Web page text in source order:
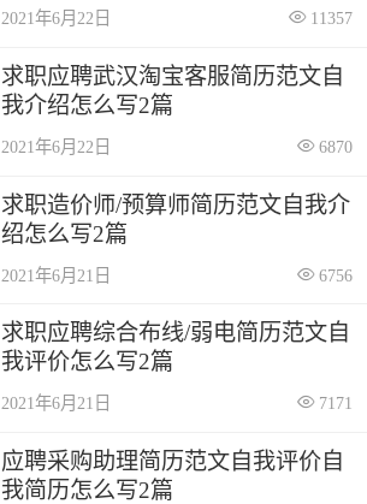
2021年6月22日 11357
求职应聘武汉淘宝客服简历范文自
我介绍怎么写2篇
2021年6月22日 6870
求职造价师/预算师简历范文自我介
绍怎么写2篇
2021年6月21日 6756
求职应聘综合布线/弱电简历范文自
我评价怎么写2篇
2021年6月21日 7171
应聘采购助理简历范文自我评价自
我简历怎么写2篇